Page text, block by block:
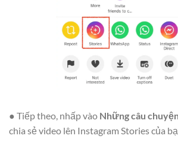
● Tiếp theo, nhấp vào Những câu
chia sẻ video lên Instagram Stories của